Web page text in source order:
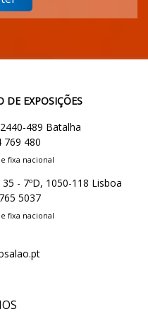
DE EXPOSIÇÕES
489 Batalha
769 480
fixa nacional
- 7ºD, 1050-118 Lisboa
5037
fixa nacional